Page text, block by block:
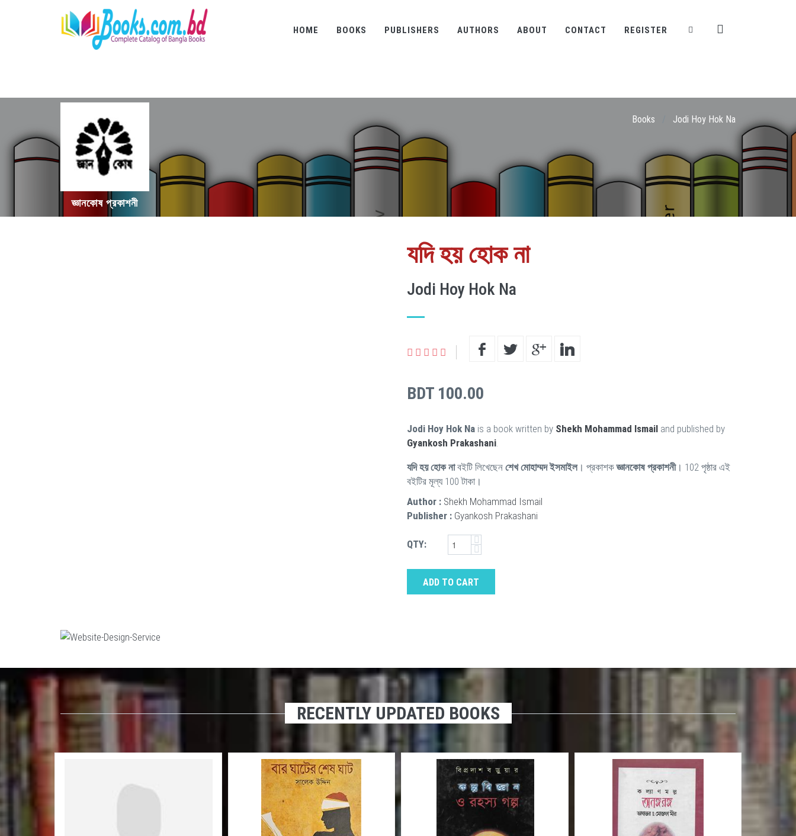
HOME BOOKS PUBLISHERS AUTHORS ABOUT CONTACT REGISTER
জ্ঞানকোষ প্রকাশনী
Books Jodi Hoy Hok Na
যদি হয় হোক না
Jodi Hoy Hok Na
BDT 100.00
Jodi Hoy Hok Na is a book written by Shekh Mohammad Ismail and published by
Gyankosh Prakashani.
যদি হয় হোক নাবইটি লিখেছেন শেখ মোহাম্মদ ইসমাইল। প্রকাশকজ্ঞানকোষ প্রকাশনী। 102 পৃষ্ঠার এই
বইটির মূল্য 100 টাকা।
Author : Shekh Mohammad Ismail
Publisher : Gyankosh Prakashani
QTY:
ADD TO CART
RECENTLY UPDATED BOOKS